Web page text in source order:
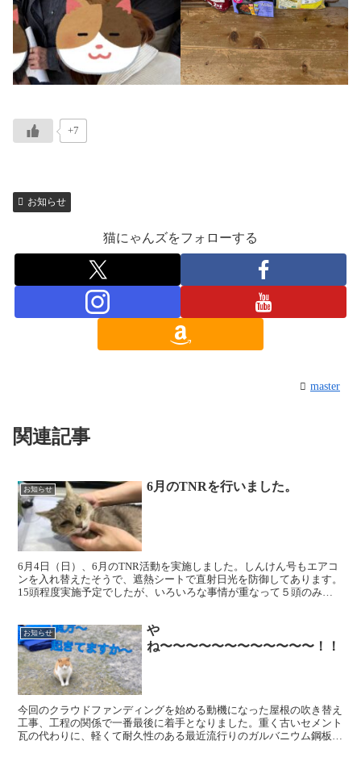
+7
お知らせ
猫にゃんズをフォローする
master
関連記事
お知らせ 6月のTNRを行いました。
6月4日（日）、6月のTNR活動を実施しました。しんけん号もエアコ
ンを入れ替えたそうで、遮熱シートで直射日光を防御してあります。
15頭程度実施予定でしたが、いろいろな事情が重なって５頭のみ手
お知らせ
や
ね〜〜〜〜〜〜〜〜〜〜〜〜！！
今回のクラウドファンディングを始める動機になった屋根の吹き替え
工事、工程の関係で一番最後に着手となりました。重く古いセメント
瓦の代わりに、軽くて耐久性のある最近流行りのガルバニウム鋼板と